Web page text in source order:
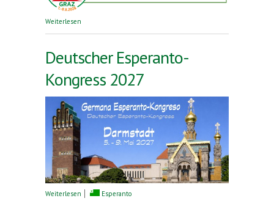
Weiterlesen
Deutscher Esperanto-
Kongress 2027
Weiterlesen über Deutscher Esperanto-Kongress 2027
Esperanto